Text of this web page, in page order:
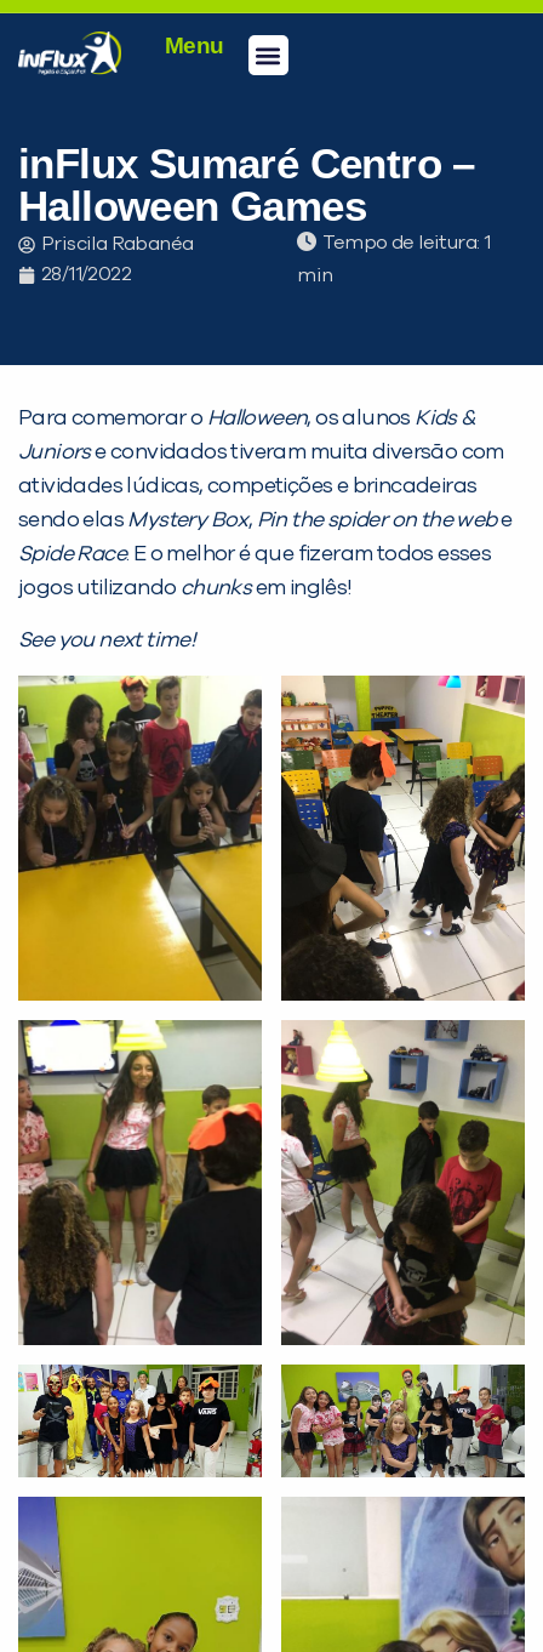
Menu
inFlux Sumaré Centro –
Halloween Games
Priscila Rabanéa
28/11/2022
Tempo de leitura:
Para comemorar o Halloween, os alunos Kids &
Juniorse convidados tiveram muita diversão com
atividades lúdicas, competições e brincadeiras
sendo elas Mystery Box, Pin the spider on the webe
Spide Race. E o melhor é que fizeram todos esses
jogos utilizando chunksem inglês!
See you next time!
PEÇA UMA DEMONSTRAÇÃO DE MÉTODO
Não encontramos nenhuma unidade
inFlux nesta cidade ou bairro que
você digitou.
Preencha com seus dados abaixo e
já vamos te colocar em contato
com a
Você é aluno inFlux?
Sim Não
VOLTAR